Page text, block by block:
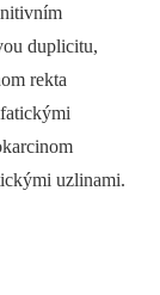
duplicitu,
rekta
uzlinami.